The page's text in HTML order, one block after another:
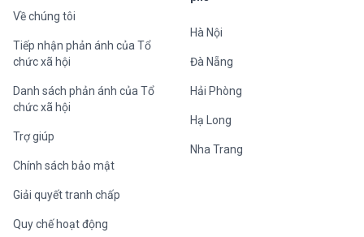
Về chúng tôi
Tiếp nhận phản ánh của Tổ
chức xã hội
Danh sách phản ánh của Tổ
chức xã hội
Trợ giúp
Chính sách bảo mật
Giải quyết tranh chấp
Quy chế hoạt động
Hà Nội
Đà Nẵng
Hải Phòng
Hạ Long
Nha Trang